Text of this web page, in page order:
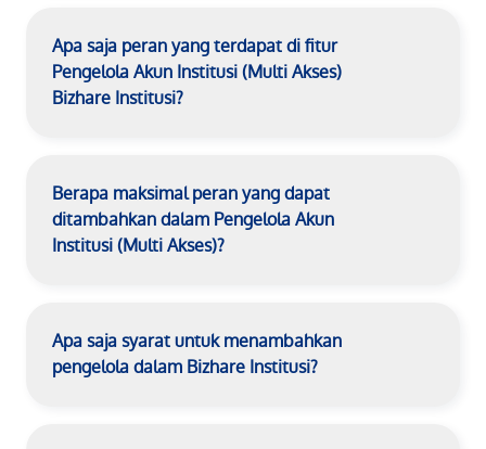
Apa saja peran yang terdapat di fitur
Pengelola Akun Institusi (Multi Akses)
Bizhare Institusi?
Berapa maksimal peran yang dapat
ditambahkan dalam Pengelola Akun
Institusi (Multi Akses)?
Apa saja syarat untuk menambahkan
pengelola dalam Bizhare Institusi?